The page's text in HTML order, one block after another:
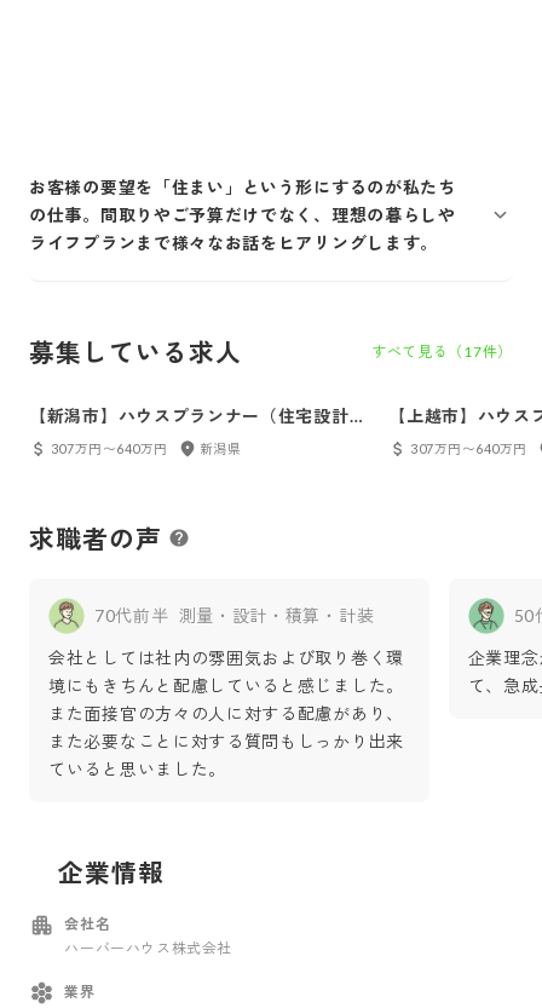
お客様の要望を「住まい」という形にするのが私たち
の仕事。間取りやご予算だけでなく、理想の暮らしや
ライフプランまで様々なお話をヒアリングします。
募集している求人 すべて見る（ 17件）
【新潟市】ハウスプランナー（住宅設計・
営業）
307万円〜640万円 新潟県
【上越市】ハウ
営業）
307万円〜640万円
求職者の声
70代前半 測量・設計・積算・計装
会社としては社内の雰囲気および取り巻く環
境にもきちんと配慮していると感じました。
また面接官の方々の人に対する配慮があり、
また必要なことに対する質問もしっかり出来
ていると思いました。
50
企業理
て、急
企業情報
会社名
ハーバーハウス株式会社
業界